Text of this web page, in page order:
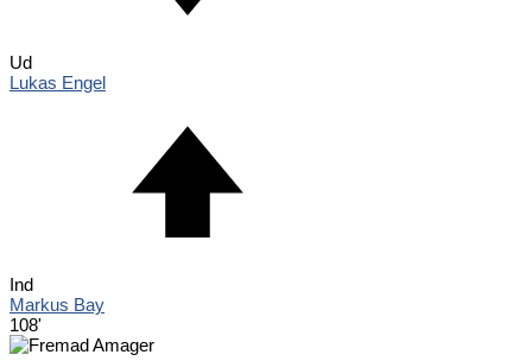
Ud
Lukas Engel
Ind
Markus Bay
108'